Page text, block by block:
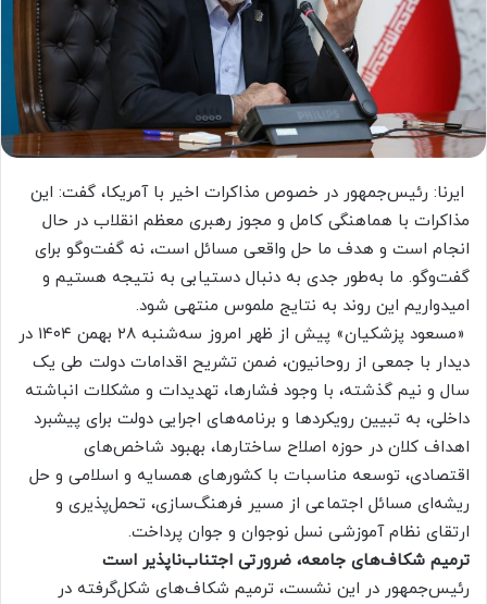
ایرنا: رئیس‌جمهور در خصوص مذاکرات اخیر با آمریکا، گفت: این
مذاکرات با هماهنگی کامل و مجوز رهبری معظم انقلاب در حال
انجام است و هدف ما حل واقعی مسائل است، نه گفت‌وگو برای
گفت‌وگو. ما به‌طور جدی به دنبال دستیابی به نتیجه هستیم و
امیدواریم این روند به نتایج ملموس منتهی شود.
«مسعود پزشکیان» پیش از ظهر امروز سه‌شنبه ۲۸ بهمن ۱۴۰۴ در
دیدار با جمعی از روحانیون، ضمن تشریح اقدامات دولت طی یک
سال و نیم گذشته، با وجود فشارها، تهدیدات و مشکلات انباشته
داخلی، به تبیین رویکردها و برنامه‌های اجرایی دولت برای پیشبرد
اهداف کلان در حوزه اصلاح ساختارها، بهبود شاخص‌های
اقتصادی، توسعه مناسبات با کشورهای همسایه و اسلامی و حل
ریشه‌ای مسائل اجتماعی از مسیر فرهنگ‌سازی، تحمل‌پذیری و
ارتقای نظام آموزشی نسل نوجوان و جوان پرداخت.
ترمیم شکاف‌های جامعه، ضرورتی اجتناب‌ناپذیر است
رئیس‌جمهور در این نشست، ترمیم شکاف‌های شکل‌گرفته در